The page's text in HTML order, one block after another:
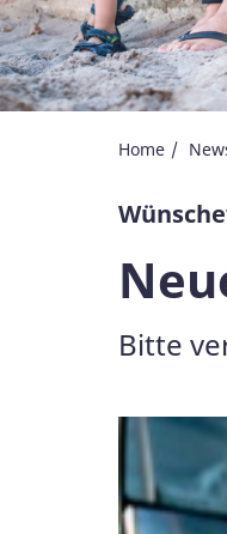
Home
Bitte